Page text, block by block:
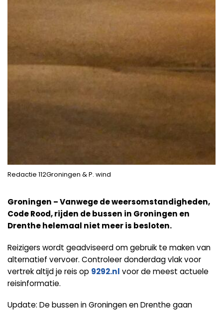
Redactie 112Groningen & P. wind
Groningen – Vanwege de weersomstandigheden,
Code Rood, rijden de bussen in Groningen en
Drenthe helemaal niet meer is besloten.
Reizigers wordt geadviseerd om gebruik te maken van
alternatief vervoer. Controleer donderdag vlak voor
vertrek altijd je reis op 9292.nl voor de meest actuele
reisinformatie.
Update: De bussen in Groningen en Drenthe gaan